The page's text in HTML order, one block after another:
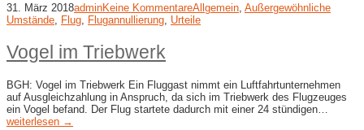
31. März 2018adminKeine KommentareAllgemein Außergewöhnliche
Umstände Flug Flugannullierung Urteile
Vogel im Triebwerk
BGH: Vogel im Triebwerk Ein Fluggast nimmt ein Luftfahrtunternehmen
auf Ausgleichzahlung in Anspruch, da sich im Triebwerk des Flugzeuges
ein Vogel befand. Der Flug startete dadurch mit einer 24 stündigen…
weiterlesen →